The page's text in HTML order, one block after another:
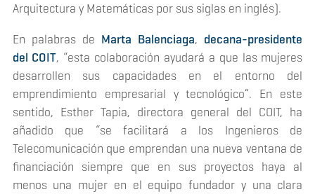
Arquitectura y Matemáticas por sus siglas en inglés).
En palabras de Marta Balenciaga, decana-presidente
del COIT, “esta colaboración ayudará a que las mujeres
desarrollen sus capacidades en el entorno del
emprendimiento empresarial y tecnológico”. En este
sentido, Esther Tapia, directora general del COIT, ha
añadido que “se facilitará a los Ingenieros de
Telecomunicación que emprendan una nueva ventana de
financiación siempre que en sus proyectos haya al
menos una mujer en el equipo fundador y una clara